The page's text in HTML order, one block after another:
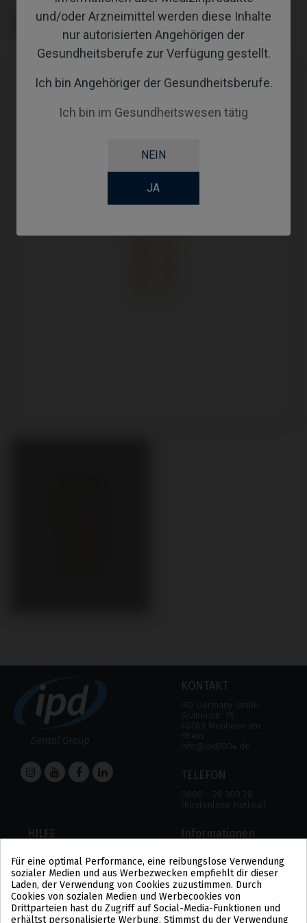
und/oder Arzneimittel werden diese Inhalte
nur autorisierten Angehörigen der
Gesundheitsberufe zur Verfügung gestellt.
Ich bin Angehöriger der Gesundheitsberufe.
Ich bin im Gesundheitswesen tätig
NEIN
JA
WORKFLOW
KONTAKT
IPD Germany GmbH
Grabenstr. 18
40789 Monheim am
Rhein
info@ipd2004.de
TELEFON
0800 – 28 300 28
(Kostenlose Hotline)
HILFE
HILFE
ZAHLUNGSMODALITÄTEN
VERSAND UND RÜCKGABE
Informationen
RECHTLICHER HINWEIS
DATENSCHUTZBESTIMMUNGEN
COOKIE-POLITIK
ALLGEMEINE
GESCHÄFTSBEDINGUNGEN
US
Für eine optimal Performance, eine reibungslose Verwendung
sozialer Medien und aus Werbezwecken empfiehlt dir dieser
Laden, der Verwendung von Cookies zuzustimmen. Durch
Cookies von sozialen Medien und Werbecookies von
Drittparteien hast du Zugriff auf Social-Media-Funktionen und
erhältst personalisierte Werbung. Stimmst du der Verwendung